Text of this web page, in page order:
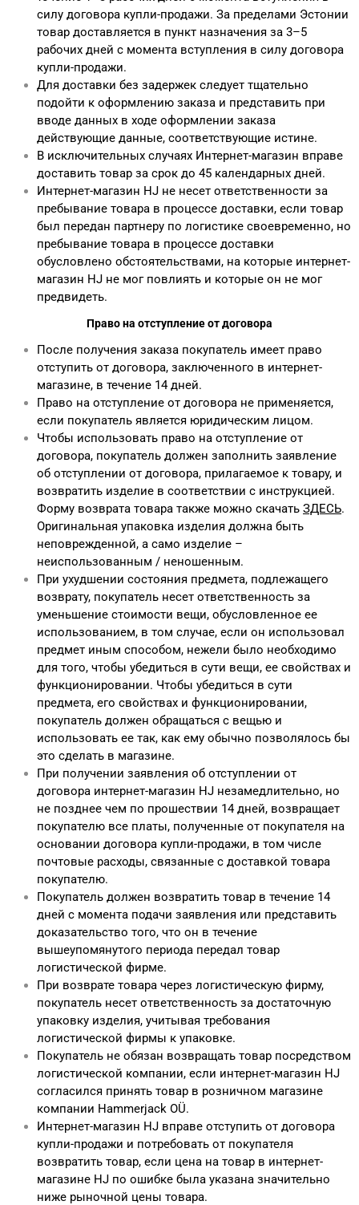
силу договора купли-продажи. За пределами Эстонии
товар доставляется в пункт назначения за 3–5
рабочих дней с момента вступления в силу договора
купли-продажи.
Для доставки без задержек следует тщательно
подойти к оформлению заказа и представить при
вводе данных в ходе оформлении заказа
действующие данные, соответствующие истине.
В исключительных случаях Интернет-магазин вправе
доставить товар за срок до 45 календарных дней.
Интернет-магазин HJ не несет ответственности за
пребывание товара в процессе доставки, если товар
был передан партнеру по логистике своевременно, но
пребывание товара в процессе доставки
обусловлено обстоятельствами, на которые интернет-
магазин HJ не мог повлиять и которые он не мог
предвидеть.
Право на отступление от договора
После получения заказа покупатель имеет право
отступить от договора, заключенного в интернет-
магазине, в течение 14 дней.
Право на отступление от договора не применяется,
если покупатель является юридическим лицом.
Чтобы использовать право на отступление от
договора, покупатель должен заполнить заявление
об отступлении от договора, прилагаемое к товару, и
возвратить изделие в соответствии с инструкцией.
Форму возврата товара также можно скачать ЗДЕСЬ.
Оригинальная упаковка изделия должна быть
неповрежденной, а само изделие –
неиспользованным / неношенным.
При ухудшении состояния предмета, подлежащего
возврату, покупатель несет ответственность за
уменьшение стоимости вещи, обусловленное ее
использованием, в том случае, если он использовал
предмет иным способом, нежели было необходимо
для того, чтобы убедиться в сути вещи, ее свойствах и
функционировании. Чтобы убедиться в сути
предмета, его свойствах и функционировании,
покупатель должен обращаться с вещью и
использовать ее так, как ему обычно позволялось бы
это сделать в магазине.
При получении заявления об отступлении от
договора интернет-магазин HJ незамедлительно, но
не позднее чем по прошествии 14 дней, возвращает
покупателю все платы, полученные от покупателя на
основании договора купли-продажи, в том числе
почтовые расходы, связанные с доставкой товара
покупателю.
Покупатель должен возвратить товар в течение 14
дней с момента подачи заявления или представить
доказательство того, что он в течение
вышеупомянутого периода передал товар
логистической фирме.
При возврате товара через логистическую фирму,
покупатель несет ответственность за достаточную
упаковку изделия, учитывая требования
логистической фирмы к упаковке.
Покупатель не обязан возвращать товар посредством
логистической компании, если интернет-магазин HJ
согласился принять товар в розничном магазине
компании Hammerjack OÜ.
Интернет-магазин HJ вправе отступить от договора
купли-продажи и потребовать от покупателя
возвратить товар, если цена на товар в интернет-
магазине HJ по ошибке была указана значительно
ниже рыночной цены товара.